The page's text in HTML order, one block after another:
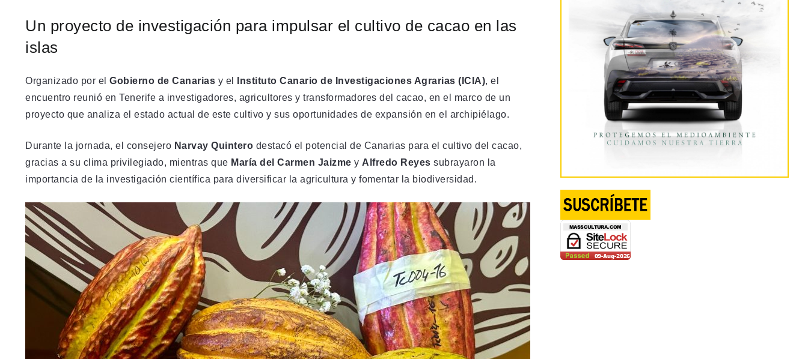
Un proyecto de investigación para impulsar el cultivo de cacao en las
islas
Organizado por el Gobierno de Canarias y el Instituto Canario de Investigaciones Agrarias (ICIA), el
encuentro reunió en Tenerife a investigadores, agricultores y transformadores del cacao, en el marco de un
proyecto que analiza el estado actual de este cultivo y sus oportunidades de expansión en el archipiélago.
Durante la jornada, el consejero Narvay Quintero destacó el potencial de Canarias para el cultivo del cacao,
gracias a su clima privilegiado, mientras que María del Carmen Jaizme y Alfredo Reyes subrayaron la
importancia de la investigación científica para diversificar la agricultura y fomentar la biodiversidad.